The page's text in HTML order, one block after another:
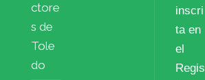
ctore
s de
Tole
do
inscri
ta en
el
Regis